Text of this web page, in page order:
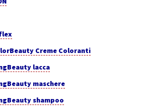
Creme Coloranti
lacca
maschere
shampoo